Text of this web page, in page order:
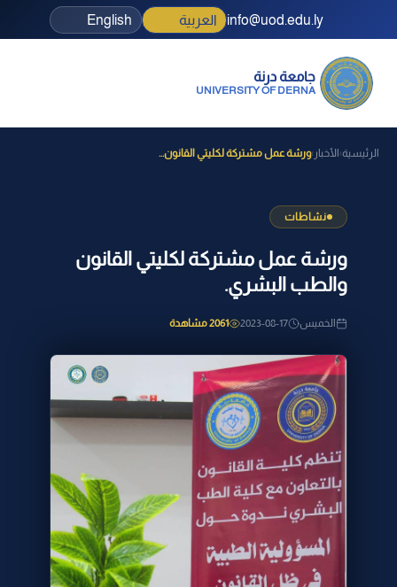
info@uod.edu.ly العربية English
جامعة درنة
UNIVERSITY OF DERNA
الرئيسية› الأخبار ›ورشة عمل مشتركة لكليتي القانون...
نشاطات
ورشة عمل مشتركة لكليتي القانون
والطب البشري.
الخميس 2023-08-17 2061 مشاهدة